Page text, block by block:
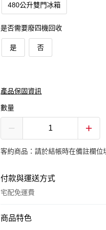
480公升雙門冰箱
是否需要廢四機回收
是 否
產品保固資訊
數量
客約商品：請於結帳時在備註欄位
付款與運送方式
宅配免運費
付款方式
商品特色